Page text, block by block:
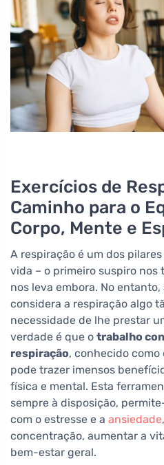
Exercícios de
Caminho para o
Corpo, Mente e
A respiração é um dos
vida – o primeiro suspiro nos
nos leva embora. No
considera a respiração algo
necessidade de lhe prestar
verdade é que o trabalho
respiração, conhecido
pode trazer imensos
física e mental. Esta
sempre à disposição,
com o estresse e a ansiedade
concentração, aumentar a
bem-estar geral.